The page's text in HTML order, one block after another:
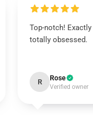
Top-notch!
totally obsessed.
R Rose
Verified owner